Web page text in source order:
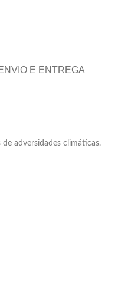
E ENTREGA
adversidades climáticas.